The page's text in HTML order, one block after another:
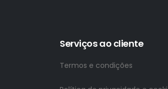
Serviços ao cliente
Termos e condições